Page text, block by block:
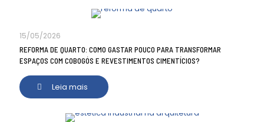
15/05/2026
REFORMA DE QUARTO: COMO GASTAR POUCO PARA TRANSFORMAR
ESPAÇOS COM COBOGÓS E REVESTIMENTOS CIMENTÍCIOS?
Leia mais